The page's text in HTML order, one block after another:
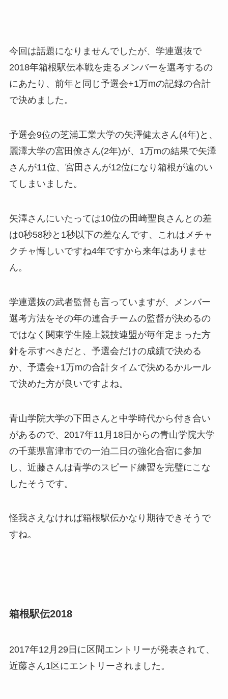
今回は話題になりませんでしたが、学連選抜で
2018年箱根駅伝本戦を走るメンバーを選考するの
にあたり、前年と同じ予選会+1万mの記録の合計
で決めました。
予選会9位の芝浦工業大学の矢澤健太さん(4年)と、
麗澤大学の宮田僚さん(2年)が、1万mの結果で矢澤
さんが11位、宮田さんが12位になり箱根が遠のい
てしまいました。
矢澤さんにいたっては10位の田崎聖良さんとの差
は0秒58秒と1秒以下の差なんです、これはメチャ
クチャ悔しいですね4年ですから来年はありませ
ん。
学連選抜の武者監督も言っていますが、メンバー
選考方法をその年の連合チームの監督が決めるの
ではなく関東学生陸上競技連盟が毎年定まった方
針を示すべきだと、予選会だけの成績で決める
か、予選会+1万mの合計タイムで決めるかルール
で決めた方が良いですよね。
青山学院大学の下田さんと中学時代から付き合い
があるので、2017年11月18日からの青山学院大学
の千葉県富津市での一泊二日の強化合宿に参加
し、近藤さんは青学のスピード練習を完璧にこな
したそうです。
怪我さえなければ箱根駅伝かなり期待できそうで
すね。
箱根駅伝2018
2017年12月29日に区間エントリーが発表されて、
近藤さん1区にエントリーされました。